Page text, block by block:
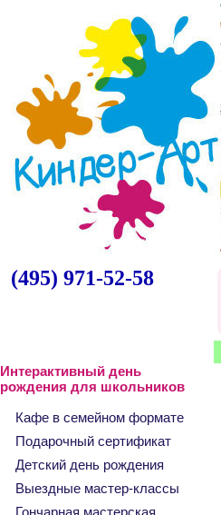
(495) 971-52-58
Интерактивный день
рождения для школьников
Кафе в семейном формате
Подарочный сертификат
Детский день рождения
Выездные мастер-классы
Гончарная мастерская